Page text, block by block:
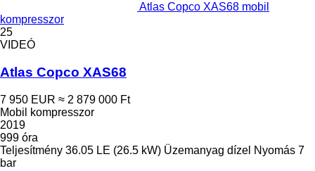
Atlas Copco XAS68 mobil
kompresszor
25
VIDEÓ
Atlas Copco XAS68
7 950 EUR ≈ 2 879 000 Ft
Mobil kompresszor
2019
999 óra
Teljesítmény 36.05 LE (26.5 kW) Üzemanyag dízel Nyomás 7
bar